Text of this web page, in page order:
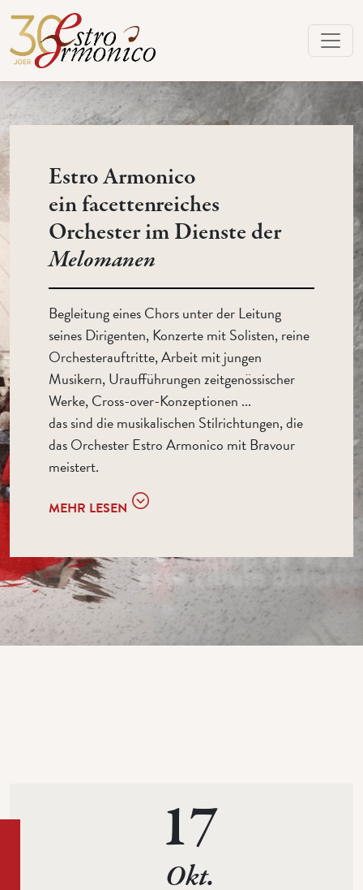
Estro Armonico
ein facettenreiches
Orchester im Dienste der
Melomanen
Begleitung eines Chors unter der Leitung
seines Dirigenten, Konzerte mit Solisten, reine
Orchesterauftritte, Arbeit mit jungen
Musikern, Uraufführungen zeitgenössischer
Werke, Cross-over-Konzeptionen ...
das sind die musikalischen Stilrichtungen, die
das Orchester Estro Armonico mit Bravour
meistert.
MEHR LESEN
17
Okt.